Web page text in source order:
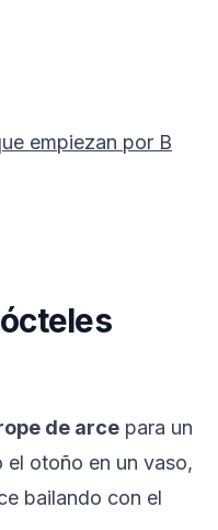
empiezan por B
de arce para un
el otoño en un vaso,
bailando con el